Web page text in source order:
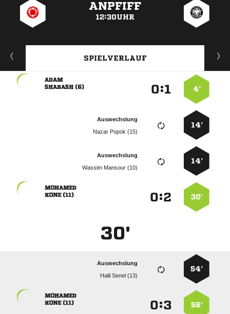
ANPFIFF
12:30UHR
SPIELVERLAUF
4’
:

 
14’
Auswechslung
  
14’
Auswechslung
  
30’
:

 
30'
54’
Auswechslung
  
56’
:

 